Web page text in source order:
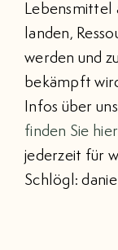
landen,
werden und
bekämpft
Infos über
finden Sie hier
jederzeit für
Schlögl: